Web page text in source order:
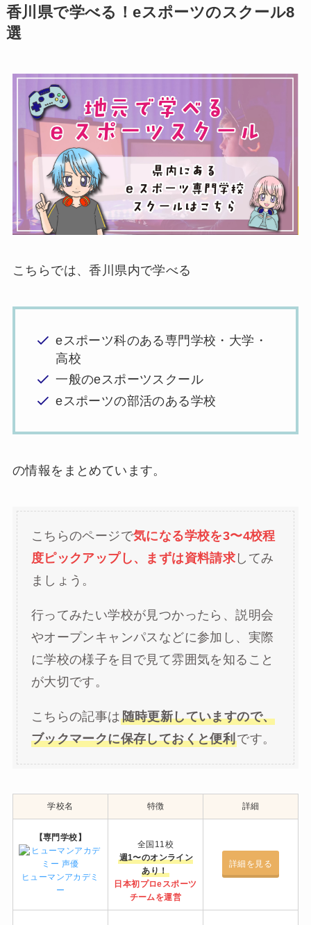
香川県で学べる！eスポーツのスクール8
選
こちらでは、香川県内で学べる
eスポーツ科のある専門学校・大学・
高校
一般のeスポーツスクール
eスポーツの部活のある学校
の情報をまとめています。
こちらのページで気になる学校を3〜4校程
度ピックアップし、まずは資料請求 してみ
ましょう。
行ってみたい学校が見つかったら、説明会
やオープンキャンパスなどに参加し、実際
に学校の様子を目で見て雰囲気を知ること
が大切です。
こちらの記事は随時更新していますので、
ブックマークに保存しておくと便利です。
学校名 特徴 詳細
【専門学校】
ヒューマンアカデミ
ー
全国11校
週1〜のオンライン
あり！
日本初プロeスポーツ
チームを運営
詳細を見る